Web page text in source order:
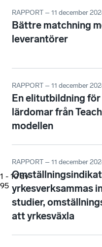
1 - 10 av
95
RAPPORT – 11 december
Bättre matchning
leverantörer
RAPPORT – 11 december
En elitutbildning
lärdomar från
modellen
RAPPORT – 11 december
yrkesverksammas
studier,
att yrkesväxla